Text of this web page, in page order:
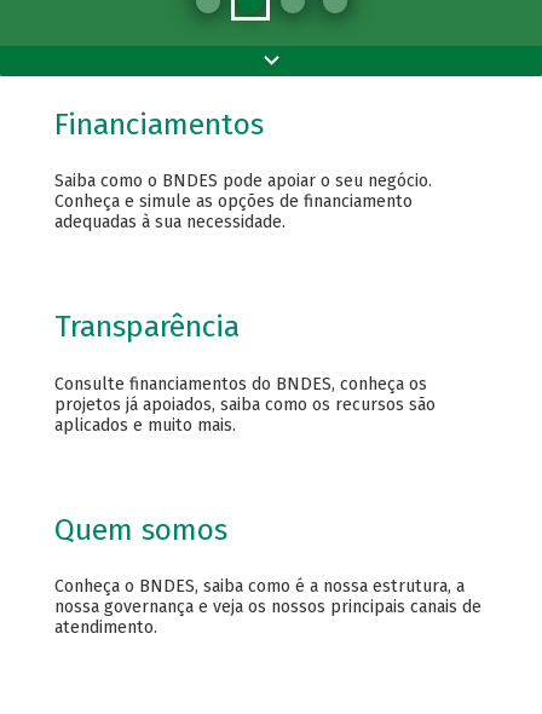
Financiamentos
Saiba como o BNDES pode apoiar o seu negócio.
Conheça e simule as opções de financiamento
adequadas à sua necessidade.
Transparência
Consulte financiamentos do BNDES, conheça os
projetos já apoiados, saiba como os recursos são
aplicados e muito mais.
Quem somos
Conheça o BNDES, saiba como é a nossa estrutura, a
nossa governança e veja os nossos principais canais de
atendimento.